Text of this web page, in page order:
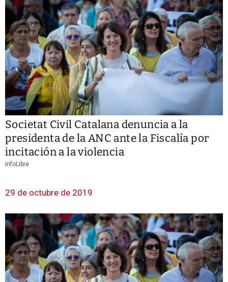
Societat Civil Catalana denuncia a la
presidenta de la ANC ante la Fiscalía por
incitación a la violencia
infoLibre
29 de octubre de 2019